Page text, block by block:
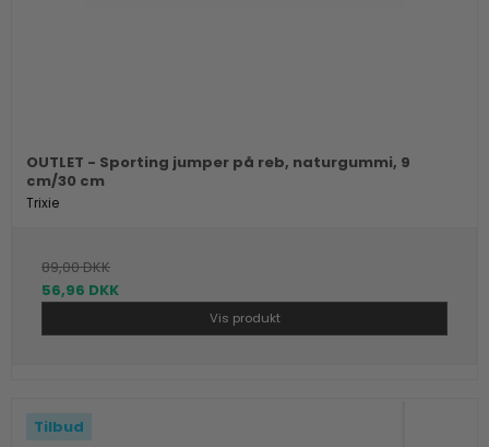
OUTLET - Sporting jumper på reb, naturgummi, 9
cm/30 cm
Trixie
89,00 DKK
56,96 DKK
Vis produkt
Tilbud